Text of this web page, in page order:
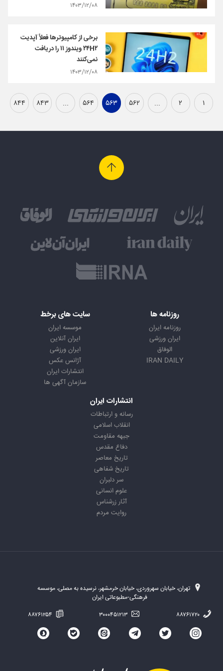
۱۴۰۳/۱۲/۰۸
برخی از کامپیوترها فعلاً آپدیت
۲۴H۲ ویندوز ۱۱ را دریافت
نمی‌کنند
۱۴۰۳/۱۲/۰۸
۱ ۲ ... ۵۶۲ ۵۶۳ ۵۶۴ ... ۸۴۳ ۸۴۴
روزنامه ها
روزنامه ایران
ایران ورزشی
الوفاق
IRAN DAILY
سایت های برخط
موسسه ایران
ایران آنلاین
ایران ورزشی
آژانس عکس
انتشارات ایران
سازمان آگهی ها
انتشارات ایران
رسانه و ارتباطات
انقلاب اسلامی
جبهه مقاومت
دفاع مقدس
تاریخ معاصر
تاریخ شفاهی
سر دلبران
علوم انسانی
آثار زرشناس
روایت مردم
تهران، خیابان سهروردی، خیابان خرمشهر، نرسیده به مصلی، موسسه
فرهنگی-مطبوعاتی ایران